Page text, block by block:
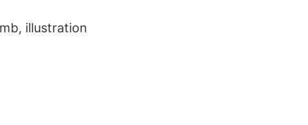
illustration